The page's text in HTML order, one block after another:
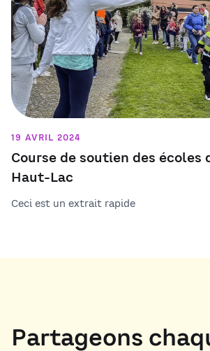
19 AVRIL 2024
Course de soutien des écoles
Haut-Lac
Ceci est un extrait rapide
Partageons